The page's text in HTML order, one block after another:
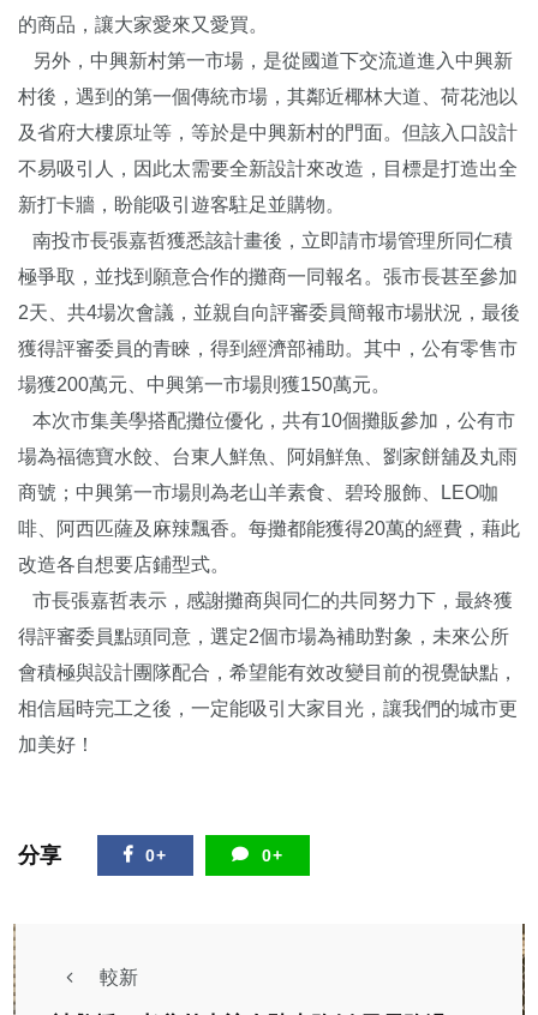
的商品，讓大家愛來又愛買。
另外，中興新村第一市場，是從國道下交流道進入中興新
村後，遇到的第一個傳統市場，其鄰近椰林大道、荷花池以
及省府大樓原址等，等於是中興新村的門面。但該入口設計
不易吸引人，因此太需要全新設計來改造，目標是打造出全
新打卡牆，盼能吸引遊客駐足並購物。
南投市長張嘉哲獲悉該計畫後，立即請市場管理所同仁積
極爭取，並找到願意合作的攤商一同報名。張市長甚至參加
2天、共4場次會議，並親自向評審委員簡報市場狀況，最後
獲得評審委員的青睞，得到經濟部補助。其中，公有零售市
場獲200萬元、中興第一市場則獲150萬元。
本次市集美學搭配攤位優化，共有10個攤販參加，公有市
場為福德寶水餃、台東人鮮魚、阿娟鮮魚、劉家餅舖及丸雨
商號；中興第一市場則為老山羊素食、碧玲服飾、LEO咖
啡、阿西匹薩及麻辣飄香。每攤都能獲得20萬的經費，藉此
改造各自想要店鋪型式。
市長張嘉哲表示，感謝攤商與同仁的共同努力下，最終獲
得評審委員點頭同意，選定2個市場為補助對象，未來公所
會積極與設計團隊配合，希望能有效改變目前的視覺缺點，
相信屆時完工之後，一定能吸引大家目光，讓我們的城市更
加美好！
分享 0+ 0+
較新